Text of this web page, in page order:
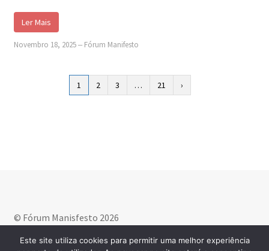
Ler Mais
Novembro 18, 2025‒ Fórum Manifesto
1 2 3 … 21 ›
© Fórum Manisfesto 2026
Este site utiliza cookies para permitir uma melhor experiência